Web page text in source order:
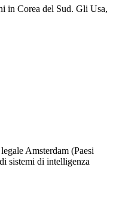
in Corea del Sud. Gli Usa,
Amsterdam (Paesi
sistemi di intelligenza